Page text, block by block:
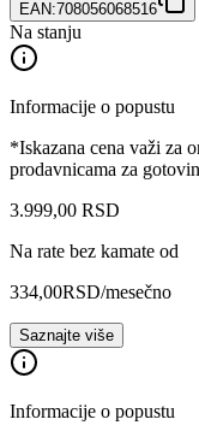
EAN:708056068516
Na stanju
Informacije o popustu
*Iskazana cena važi za
prodavnicama za
3.999,00 RSD
Na rate bez kamate od
334,00RSD/mesečno
Saznajte više
Informacije o popustu